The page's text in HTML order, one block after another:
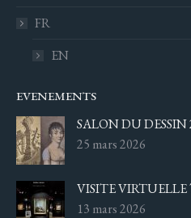
FR
EN
EVENEMENTS
SALON DU DESSIN
25 mars 2026
VISITE VIRTUELLE
13 mars 2026